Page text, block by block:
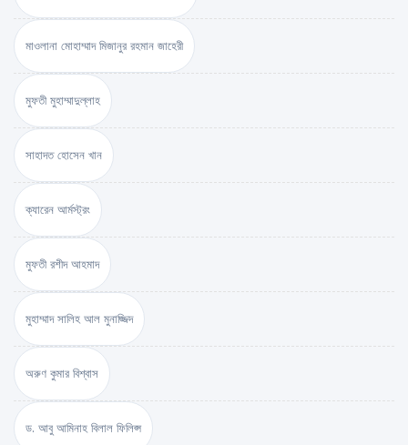
মাওলানা মোহাম্মাদ মিজানুর রহমান জাহেরী
মুফতী মুহাম্মাদুল্লাহ
সাহাদত হোসেন খান
ক্যারেন আর্মস্ট্রং
মুফতী রশীদ আহমাদ
মুহাম্মাদ সালিহ আল মুনাজ্জিদ
অরুণ কুমার বিশ্বাস
ড. আবু আমিনাহ বিলাল ফিলিপ্স